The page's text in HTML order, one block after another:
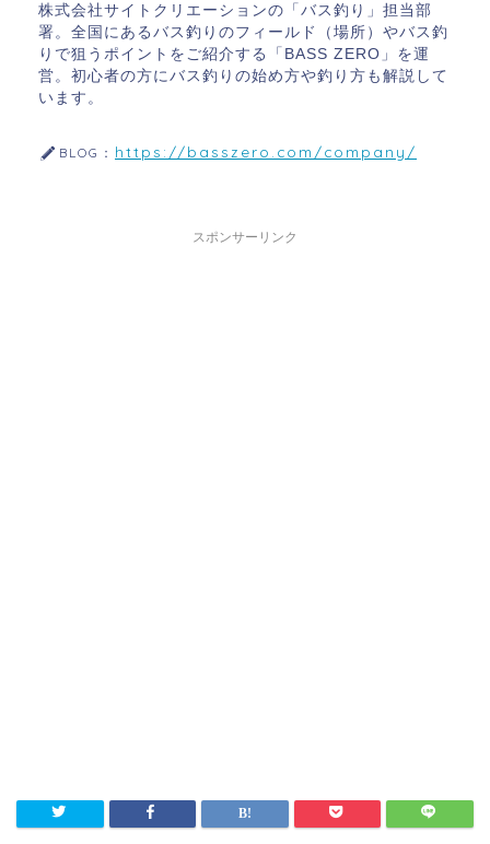
株式会社サイトクリエーションの「バス釣り」担当部
署。全国にあるバス釣りのフィールド（場所）やバス釣
りで狙うポイントをご紹介する「BASS ZERO」を運
営。初心者の方にバス釣りの始め方や釣り方も解説して
います。
BLOG： https://basszero.com/company/
スポンサーリンク